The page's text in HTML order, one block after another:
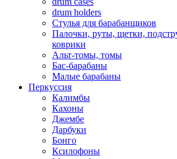
drum holders
Стулья для барабанщиков
Палочки, руты, щетки,
коврики
Альт-томы, томы
Бас-барабаны
Малые барабаны
Перкуссия
Калимбы
Кахоны
Джембе
Дарбуки
Бонго
Ксилофоны